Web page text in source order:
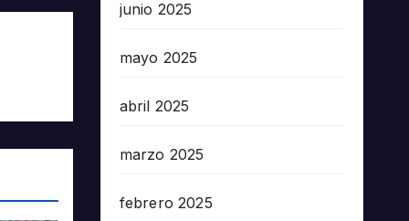
junio 2025
mayo 2025
abril 2025
marzo 2025
febrero 2025